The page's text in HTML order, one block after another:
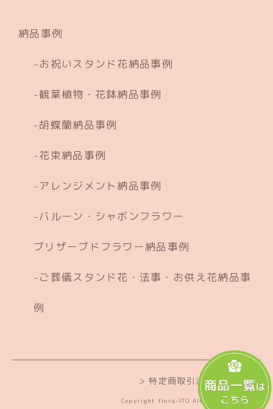
納品事例
お祝いスタンド花納品事例
観葉植物・花鉢納品事例
胡蝶蘭納品事例
花束納品事例
アレンジメント納品事例
バルーン・シャボンフラワー
ブリザーブドフラワー納品事例
ご葬儀スタンド花・法事・お供え花納品事
例
> 特定商取引法に基づく表記
Copyright flora-ITO All Rights Reserved.